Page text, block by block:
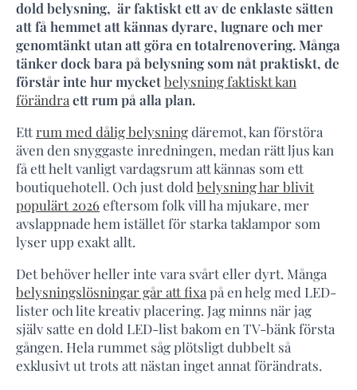
dold belysning, är faktiskt ett av de enklaste sätten
att få hemmet att kännas dyrare, lugnare och mer
genomtänkt utan att göra en totalrenovering. Många
tänker dock bara på belysning som nåt praktiskt, de
förstår inte hur mycketbelysning faktiskt kan
förändra ett rum på alla plan.
Ettrum med dålig belysningdäremot, kan förstöra
även den snyggaste inredningen, medan rätt ljus kan
få ett helt vanligt vardagsrum att kännas som ett
boutiquehotell. Och just dold belysning har blivit
populärt 2026 eftersom folk vill ha mjukare, mer
avslappnade hem istället för starka taklampor som
lyser upp exakt allt.
Det behöver heller inte vara svårt eller dyrt. Många
belysningslösningar går att fixa på en helg med LED-
lister och lite kreativ placering. Jag minns när jag
själv satte en dold LED-list bakom en TV-bänk första
gången. Hela rummet såg plötsligt dubbelt så
exklusivt ut trots att nästan inget annat förändrats.